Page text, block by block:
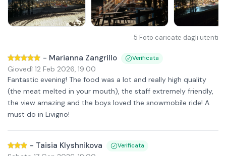
5 Foto caricate dagli utenti
- Marianna Zangrillo Verificata
Giovedì 12 Feb 2026, 19:00
Fantastic evening! The food was a lot and really high quality
(the meat melted in your mouth), the staff extremely friendly,
the view amazing and the boys loved the snowmobile ride! A
must do in Livigno!
- Taisia Klyshnikova Verificata